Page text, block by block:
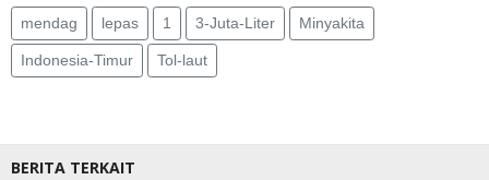
mendag lepas 1 3-Juta-Liter Minyakita
Indonesia-Timur Tol-laut
BERITA TERKAIT